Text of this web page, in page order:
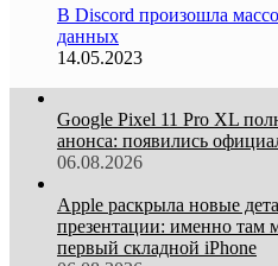
В Discord произошла
данных
14.05.2023
Google Pixel 11 Pro XL
анонса: появились
06.08.2026
Apple раскрыла новые
презентации: именно там
первый складной iPhone